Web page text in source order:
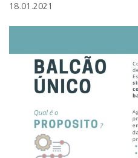
18.01.2021